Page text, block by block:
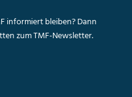
informiert bleiben? Dann
zum TMF-Newsletter.